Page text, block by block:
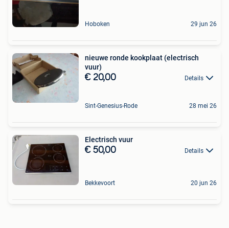
Hoboken 29 jun 26
nieuwe ronde kookplaat (electrisch
vuur)
€ 20,00 Details
Sint-Genesius-Rode 28 mei 26
Electrisch vuur
€ 50,00 Details
Bekkevoort 20 jun 26